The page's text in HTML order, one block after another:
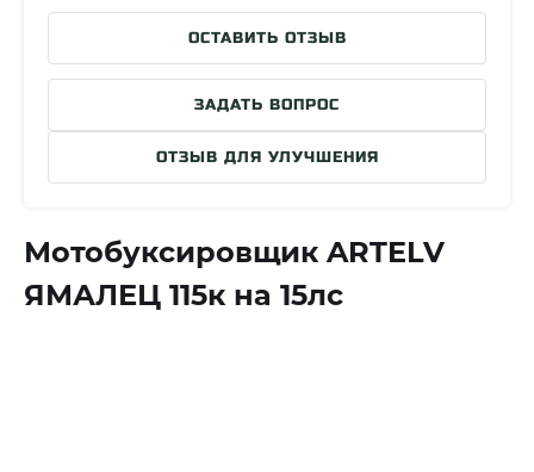
Страна сборки
Россия
Гарантия производителя
1 год (Двигатель и…
ОСТАВИТЬ ОТЗЫВ
ЗАДАТЬ ВОПРОС
ОТЗЫВ ДЛЯ УЛУЧШЕНИЯ
Мотобуксировщик ARTELV
ЯМАЛЕЦ 115к на 15лс